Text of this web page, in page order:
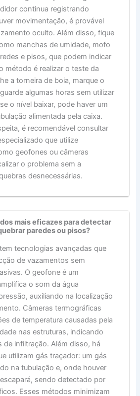
continua registrando
movimentação, é provável
oculto. Além disso, fique
manchas de umidade, mofo
e pisos, que podem indicar
método é realizar o teste da
a torneira de boia, marque o
algumas horas sem utilizar
o nível baixar, pode haver um
alimentada pela caixa.
é recomendável consultar
que utilize
geofones ou câmeras
o problema sem a
desnecessárias.
mais eficazes para detectar
paredes ou pisos?
tecnologias avançadas que
de vazamentos sem
O geofone é um
o som da água
auxiliando na localização
Câmeras termográficas
de temperatura causadas pela
nas estruturas, indicando
de infiltração. Além disso, há
utilizam gás traçador: um gás
na tubulação e, onde houver
sendo detectado por
Esses métodos minimizam